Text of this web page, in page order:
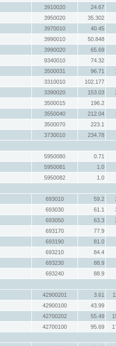
3910020
24.67
3950020
35.302
3970010
40.45
3990010
50.848
3990020
65.69
9340010
74.32
3500031 96.71
3310010
102.177
3390020 153.03
3500015
196.2
3550040 212.04
3500070
223.1
3730010
234.78
5950080
0.71
5950081
1.0
5950082
1.0
693010 59.2
693030 61.1
693050 63.3
693170
77.9
693190
81.0
693210
84.4
693230
88.9
693240
88.9
42900201 3.61
42900100
43.99
42700202 55.49
42700100 95.69